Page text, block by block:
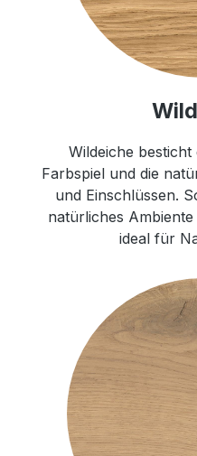
Wildeiche
Farbspiel und die
und Einschlüssen.
natürliches
ideal für